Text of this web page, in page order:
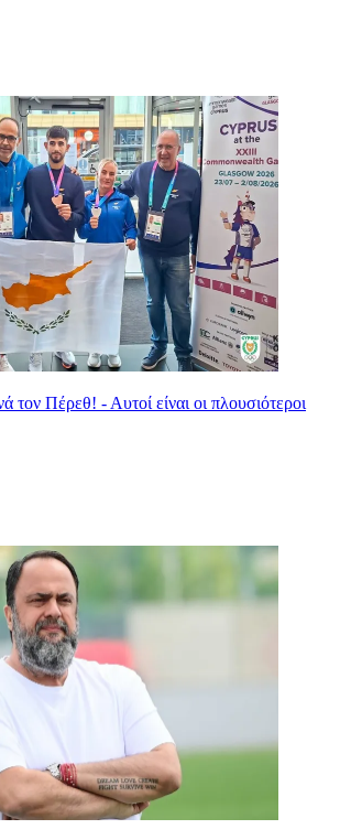
τον Πέρεθ! - Αυτοί είναι οι πλουσιότεροι